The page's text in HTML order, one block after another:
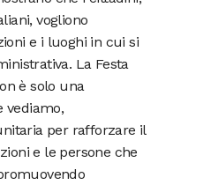
vogliono
e i luoghi in cui si
La Festa
è solo una
vediamo,
per rafforzare il
e le persone che